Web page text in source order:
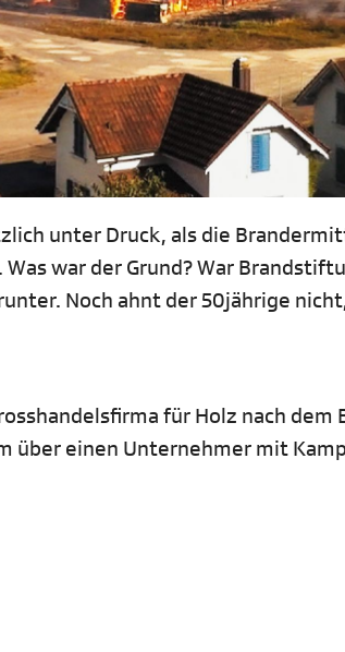
unter Druck, als die
war der Grund? War
Noch ahnt der 50jährige
für Holz nach dem
über einen Unternehmer mit